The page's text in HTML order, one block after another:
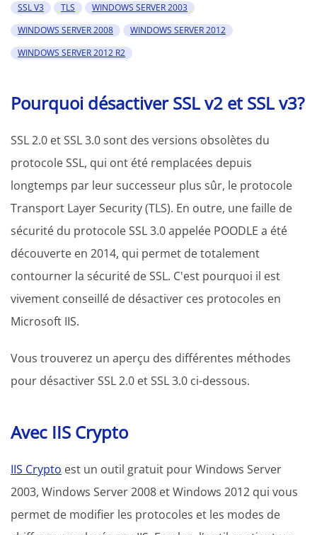
SSL V3
TLS
WINDOWS SERVER 2003
WINDOWS SERVER 2008
WINDOWS SERVER 2012
WINDOWS SERVER 2012 R2
Pourquoi désactiver SSL v2 et SSL v3?
SSL 2.0 et SSL 3.0 sont des versions obsolètes du
protocole SSL, qui ont été remplacées depuis
longtemps par leur successeur plus sûr, le protocole
Transport Layer Security (TLS). En outre, une faille de
sécurité du protocole SSL 3.0 appelée POODLE a été
découverte en 2014, qui permet de totalement
contourner la sécurité de SSL. C'est pourquoi il est
vivement conseillé de désactiver ces protocoles en
Microsoft IIS.
Vous trouverez un aperçu des différentes méthodes
pour désactiver SSL 2.0 et SSL 3.0 ci-dessous.
Avec IIS Crypto
IIS Crypto est un outil gratuit pour Windows Server
2003, Windows Server 2008 et Windows 2012 qui vous
permet de modifier les protocoles et les modes de